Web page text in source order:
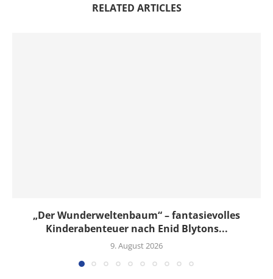
RELATED ARTICLES
„Der Wunderweltenbaum“ – fantasievolles
Kinderabenteuer nach Enid Blytons...
9. August 2026